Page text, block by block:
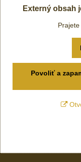
Externý obsah
Povoliť a